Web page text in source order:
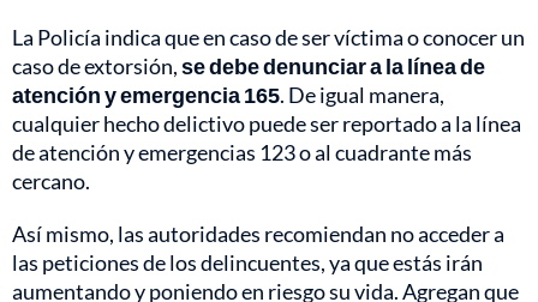
La Policía indica que en caso de ser víctima o conocer un
caso de extorsión,se debe denunciar a la línea de
atención y emergencia 165. De igual manera,
cualquier hecho delictivo puede ser reportado a la línea
de atención y emergencias 123 o al cuadrante más
cercano.
Así mismo, las autoridades recomiendan no acceder a
las peticiones de los delincuentes, ya que estás irán
aumentando y poniendo en riesgo su vida. Agregan que